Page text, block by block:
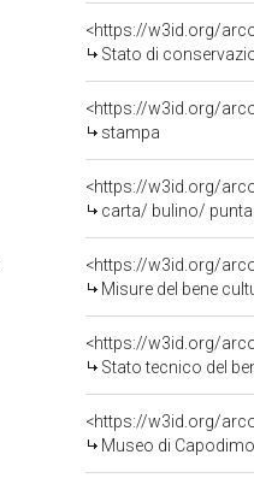
<https://w3id.org/
Stato di
<https://w3id.org/
stampa
<https://w3id.org/
carta/ bulino/
<https://w3id.org/
Misure del bene
<https://w3id.org/
Stato tecnico del
<https://w3id.org/
Museo di